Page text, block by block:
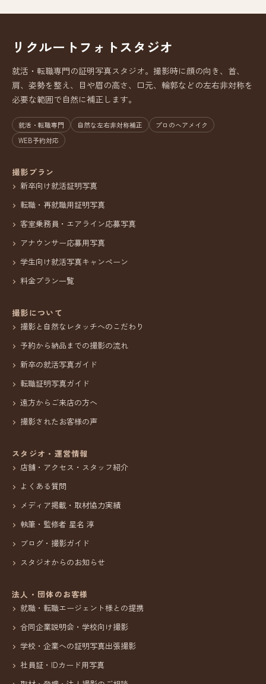
リクルートフォトスタジオ
就活・転職専門の証明写真スタジオ。撮影時に顔の向き、首、
肩、姿勢を整え、目や眉の高さ、口元、輪郭などの左右非対称を
必要な範囲で自然に補正します。
就活・転職専門 自然な左右非対称補正
プロのヘアメイク
WEB予約対応
撮影プラン
新卒向け就活証明写真
転職・再就職用証明写真
客室乗務員・エアライン応募写真
アナウンサー応募用写真
学生向け就活写真キャンペーン
料金プラン一覧
撮影について
撮影と自然なレタッチへのこだわり
予約から納品までの撮影の流れ
新卒の就活写真ガイド
転職証明写真ガイド
遠方からご来店の方へ
撮影されたお客様の声
スタジオ・運営情報
店舗・アクセス・スタッフ紹介
よくある質問
メディア掲載・取材協力実績
執筆・監修者 星名 淳
ブログ・撮影ガイド
スタジオからのお知らせ
法人・団体のお客様
就職・転職エージェント様との提携
合同企業説明会・学校向け撮影
学校・企業への証明写真出張撮影
社員証・IDカード用写真